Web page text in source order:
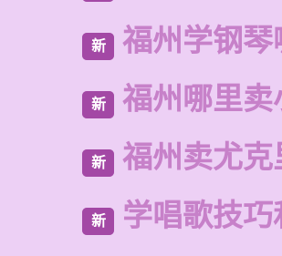
新 福州学钢
新 福州哪里
新 福州卖尤
新 学唱歌技